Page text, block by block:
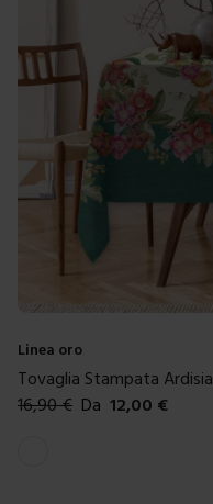
Linea oro
Tovaglia Stampata Ardisia
16,90€ Da 12,00 €